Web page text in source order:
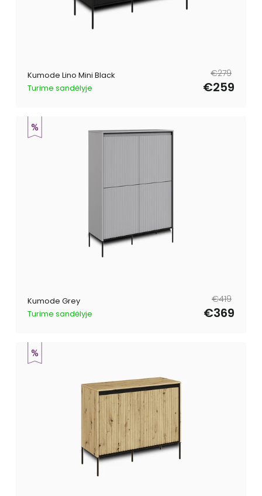
Kumode Lino Mini Black
Turime sandėlyje
Parastā€279
Pārdošanas
€259
Kumode Grey
Turime sandėlyje
Parastā€419
Pārdošanas
€369